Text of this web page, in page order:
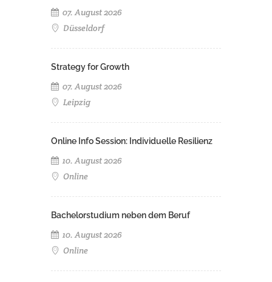
07. August 2026
Düsseldorf
Strategy for Growth
07. August 2026
Leipzig
Online Info Session: Individuelle Resilienz
10. August 2026
Online
Bachelorstudium neben dem Beruf
10. August 2026
Online